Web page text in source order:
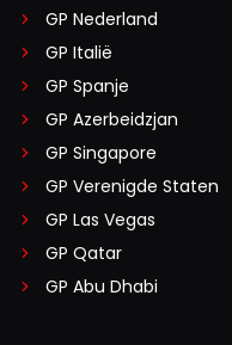
GP Nederland
GP Italië
GP Spanje
GP Azerbeidzjan
GP Singapore
GP Verenigde Staten
GP Las Vegas
GP Qatar
GP Abu Dhabi